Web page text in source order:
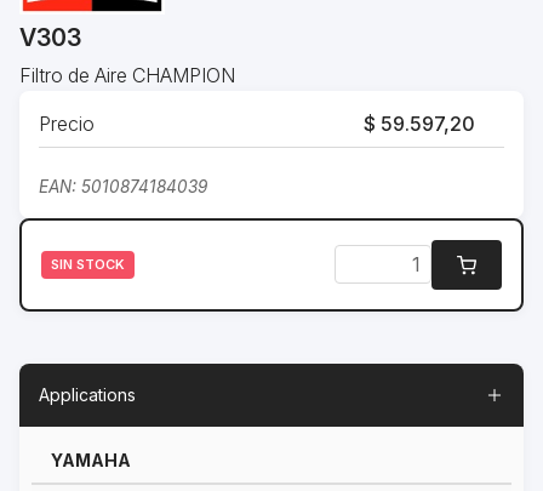
V303
Filtro de Aire CHAMPION
Precio
$ 59.597,20
EAN: 5010874184039
SIN STOCK
Applications
YAMAHA